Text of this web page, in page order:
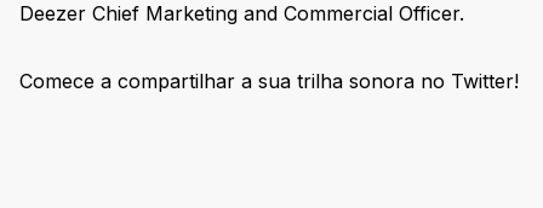
Deezer Chief Marketing and Commercial Officer.
Comece a compartilhar a sua trilha sonora no Twitter!